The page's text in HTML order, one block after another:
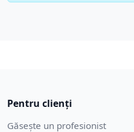
Pentru clienți
Găsește un profesionist